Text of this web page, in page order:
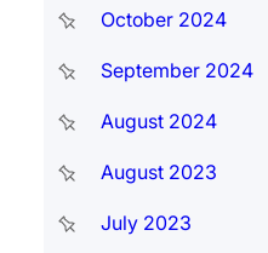
October 2024
September 2024
August 2024
August 2023
July 2023